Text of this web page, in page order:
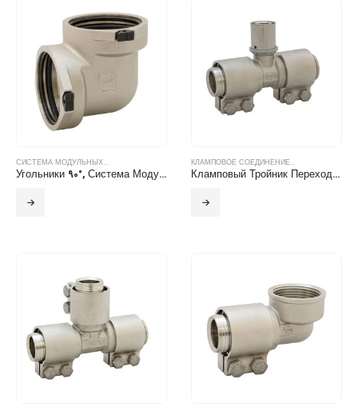
СИСТЕМА МОДУЛЬНЫХ...
Угольники 90°, Система Модульных Фитингов БТС
КЛАМПОВОЕ СОЕДИНЕНИЕ...
Кламповый Тройник Переходной